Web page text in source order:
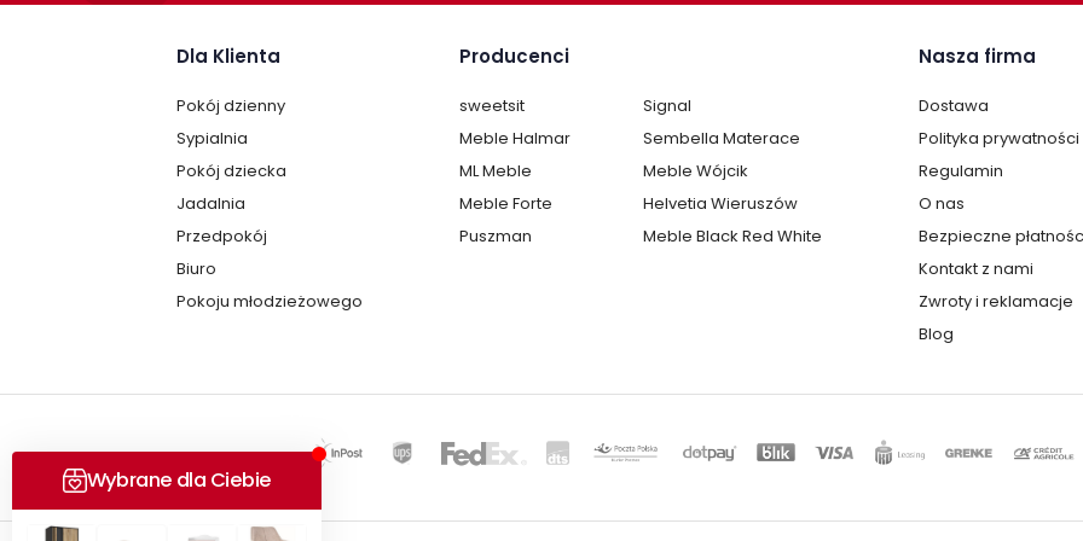
Dla Klienta
Pokój dzienny
Sypialnia
Pokój dziecka
Jadalnia
Przedpokój
Biuro
Pokoju młodzieżowego
Producenci
sweetsit
Signal
Meble Halmar
Sembella Materace
ML Meble
Meble Wójcik
Meble Forte
Helvetia Wieruszów
Puszman
Meble Black Red White
Nasza firma
Dostawa
Polityka prywatności
Regulamin
O nas
Bezpieczne
Kontakt z nami
Zwroty i reklamacje
Blog